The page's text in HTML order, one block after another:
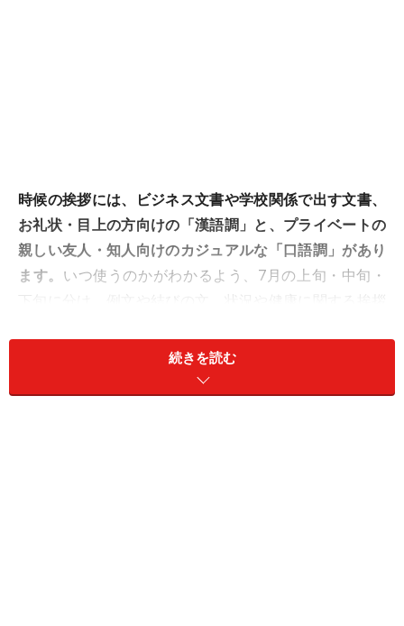
時候の挨拶には、ビジネス文書や学校関係で出す文書、
お礼状・目上の方向けの「漢語調」と、プライベートの
親しい友人・知人向けのカジュアルな「口語調」があり
ます。 いつ使うのかがわかるよう、7月の上旬・中旬・
挨拶文の書き方や構成
続きを読む